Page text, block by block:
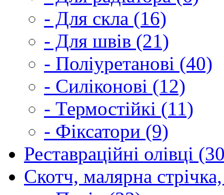
- Для скла (16)
- Для швів (21)
- Поліуретанові (40)
- Силіконові (12)
- Термостійкі (11)
- Фіксатори (9)
Реставраційні олівці
Скотч, малярна